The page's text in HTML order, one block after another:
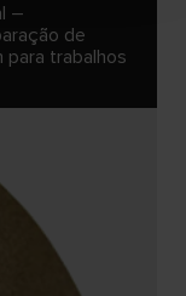
–
de
trabalhos